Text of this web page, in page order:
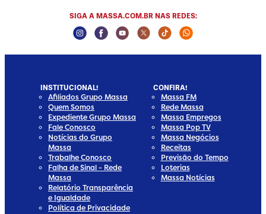
SIGA A MASSA.COM.BR NAS REDES:
Instagram Social Media
Facebook Social Media
Youtube Social Media
Twitter Social Media
Tiktok Social Media
Whatsapp
INSTITUCIONAL!
Afiliados Grupo Massa
Quem Somos
Expediente Grupo Massa
Fale Conosco
Notícias do Grupo
Massa
Trabalhe Conosco
Falha de Sinal - Rede
Massa
Relatório Transparência
e Igualdade
Política de Privacidade
CONFIRA!
Massa FM
Rede Massa
Massa Empregos
Massa Pop TV
Massa Negócios
Receitas
Previsão do Tempo
Loterias
Massa Notícias